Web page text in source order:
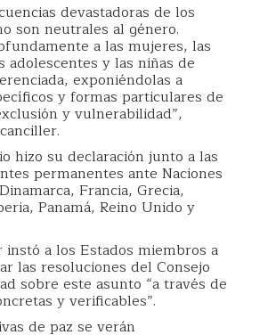
devastadoras de los
son neutrales al género.
a las mujeres, las
adolescentes y las niñas de
exponiéndolas a
y formas particulares de
y vulnerabilidad”,
hizo su declaración junto a las
permanentes ante Naciones
Francia, Grecia,
Panamá, Reino Unido y
instó a los Estados miembros a
las resoluciones del Consejo
sobre este asunto “a través de
y verificables”.
de paz se verán